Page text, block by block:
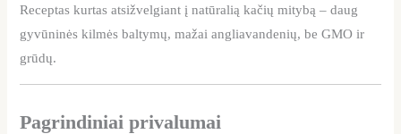
Receptas kurtas atsižvelgiant į natūralią kačių mitybą – daug
gyvūninės kilmės baltymų, mažai angliavandenių, be GMO ir
grūdų.
Pagrindiniai privalumai